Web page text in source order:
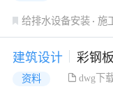
给排水设备安装 施
建筑设计 彩钢
资料 dwg下